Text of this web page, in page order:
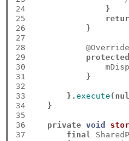
24
25
26
27
28
29
30
31
32
33
34
35
36
37
}
}
            @Override
protected
}
}. execute
}
private void
final